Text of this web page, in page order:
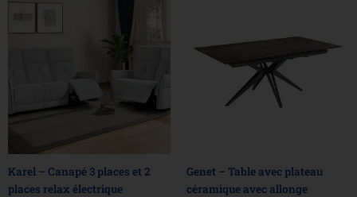
Karel – Canapé 3 places et 2
places relax électrique
Genet – Table avec plateau
céramique avec allonge